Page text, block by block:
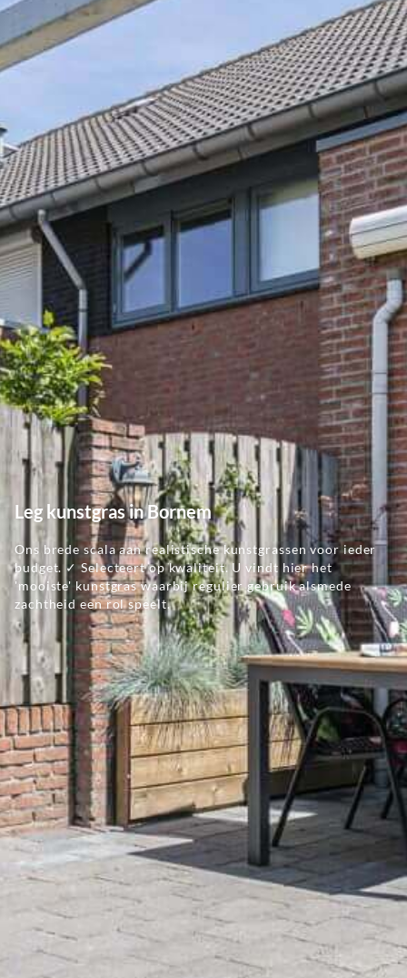
Leg kunstgras in Bornem
Ons brede scala aan realistische kunstgrassen voor ieder
budget. ✓ Selecteert op kwaliteit. U vindt hier het
'mooiste' kunstgras waarbij regulier gebruik alsmede
zachtheid een rol speelt.